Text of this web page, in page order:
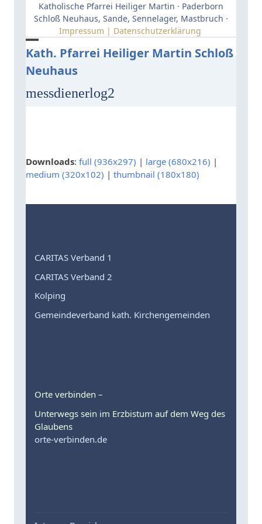
Katholische Pfarrei Heiliger Martin · Paderborn
Schloß Neuhaus, Sande, Sennelager, Mastbruch ·
Impressum | Datenschutzerklärung
Kath. Pfarrei Heiliger Martin Schloß
Neuhaus
Open
mobile
menu
Close
mobile
menu
messdienerlog2
Downloads: full (936x297) | large (680x216) |
medium (320x102) | thumbnail (180x180)
CARITAS Verband 1
CARITAS Verband 2
Kolping
Gemeindeverband kath. Kirchengemeinden
Orte verbinden –
Unterwegs sein im Erzbistum auf dem Weg des
Glaubens
orte-verbinden.de